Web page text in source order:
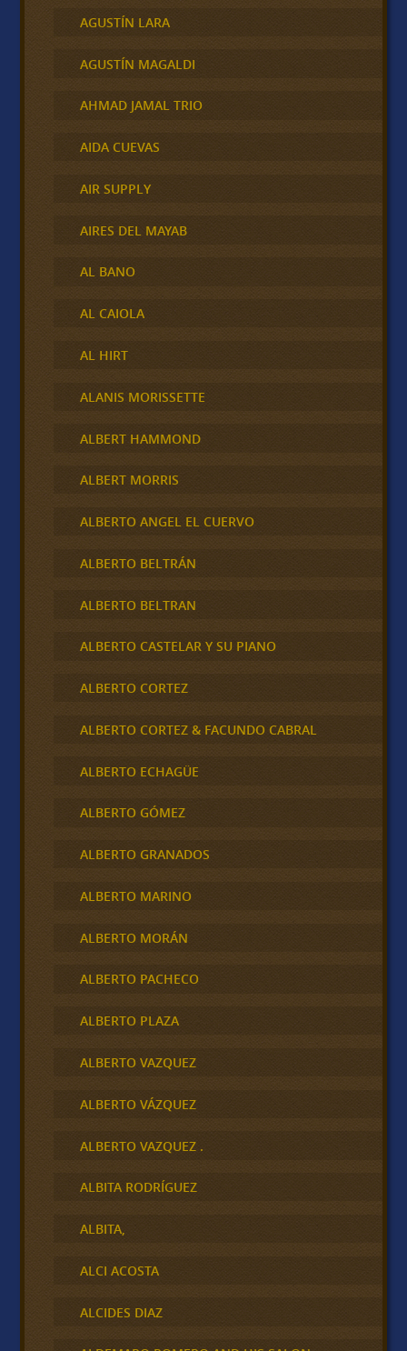
AGUSTÍN LARA
AGUSTÍN MAGALDI
AHMAD JAMAL TRIO
AIDA CUEVAS
AIR SUPPLY
AIRES DEL MAYAB
AL BANO
AL CAIOLA
AL HIRT
ALANIS MORISSETTE
ALBERT HAMMOND
ALBERT MORRIS
ALBERTO ANGEL EL CUERVO
ALBERTO BELTRÁN
ALBERTO BELTRAN
ALBERTO CASTELAR Y SU PIANO
ALBERTO CORTEZ
ALBERTO CORTEZ & FACUNDO CABRAL
ALBERTO ECHAGÜE
ALBERTO GÓMEZ
ALBERTO GRANADOS
ALBERTO MARINO
ALBERTO MORÁN
ALBERTO PACHECO
ALBERTO PLAZA
ALBERTO VAZQUEZ
ALBERTO VÁZQUEZ
ALBERTO VAZQUEZ .
ALBITA RODRÍGUEZ
ALBITA,
ALCI ACOSTA
ALCIDES DIAZ